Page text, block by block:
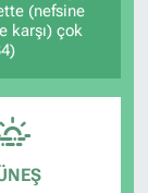
(nefsine
karşı) çok